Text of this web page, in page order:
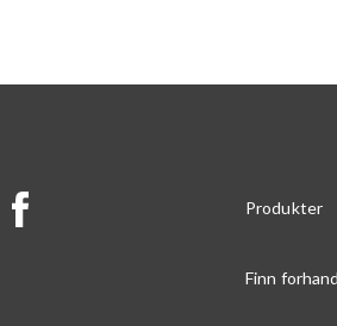
Produkter
Finn